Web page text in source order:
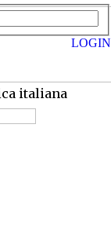
italiana
LOGIN